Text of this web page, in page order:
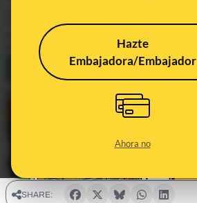
Hazte
Embajadora/Embajador
Ahora no
Publicado el
Actualizado el
Feb 11, 2025, 12:21:00 PM
SHARE: